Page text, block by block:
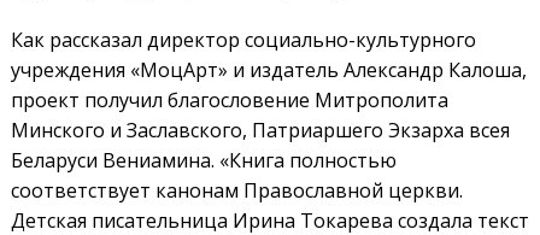
Как рассказал директор социально-культурного
учреждения «МоцАрт» и издатель Александр Калоша,
проект получил благословение Митрополита
Минского и Заславского, Патриаршего Экзарха всея
Беларуси Вениамина. «Книга полностью
соответствует канонам Православной церкви.
Детская писательница Ирина Токарева создала текст